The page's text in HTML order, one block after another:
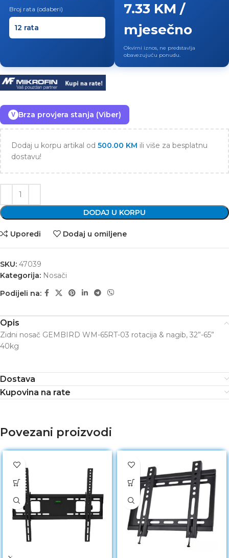
Broj rata (odaberi)
7.33 KM /
mjesečno
Okvirni iznos, ne predstavlja
obavezujuću ponudu.
V Brza provjera stanja (Viber)
Dodaj u korpu artikal od 500.00 KM ili više za besplatnu
dostavu!
DODAJ U KORPU
Uporedi Dodaj u omiljene
SKU: 47039
Kategorija: Nosači
Podijeli na:
Opis
Zidni nosač GEMBIRD WM-65RT-03 rotacija & nagib, 32”-65”
40kg
Dostava
Kupovina na rate
Povezani proizvodi